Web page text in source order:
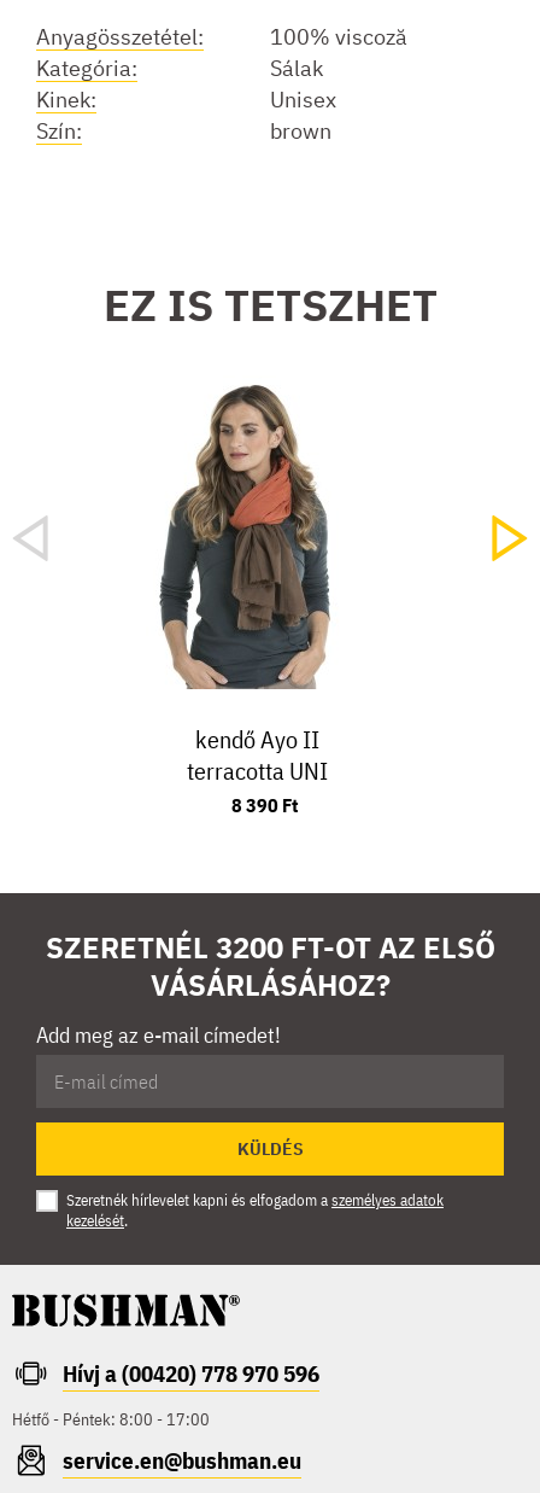
Anyagösszetétel:
100% viscoză
Kategória:
Sálak
Kinek:
Unisex
Szín:
brown
EZ IS TETSZHET
kendő Ayo II
terracotta UNI
8 390 Ft
SZERETNÉL 3200 FT-OT AZ ELSŐ
VÁSÁRLÁSÁHOZ?
Add meg az e-mail címedet!
KÜLDÉS
Szeretnék hírlevelet kapni és elfogadom aszemélyes adatok
kezelését.
Hívj a (00420) 778 970 596
Hétfő - Péntek: 8:00 - 17:00
service.en@bushman.eu